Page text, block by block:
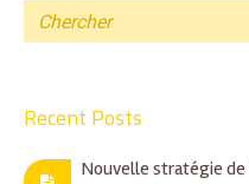
Recent Posts
Nouvelle stratégie